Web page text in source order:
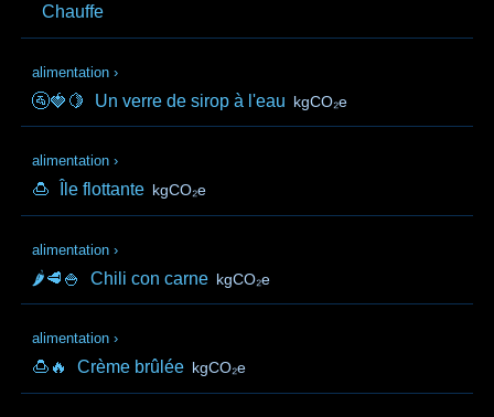
Chauffe
alimentation ›
🚰🍓🍋 Un verre de sirop à l'eau kgCO₂e
alimentation ›
🍮 Île flottante kgCO₂e
alimentation ›
🌶️🥩🍚 Chili con carne kgCO₂e
alimentation ›
🍮🔥 Crème brûlée kgCO₂e